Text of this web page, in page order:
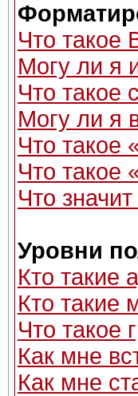
Что такое
Могу ли я
Что такое
Могу ли я
Что такое
Что такое
Что
Уровни
Кто такие
Кто такие
Что такое
Как мне
Как мне